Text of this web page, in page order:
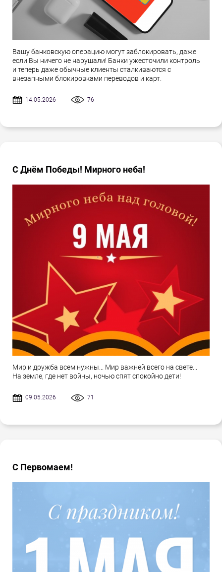
Вашу банковскую операцию могут заблокировать, даже
если Вы ничего не нарушали! Банки ужесточили контроль
и теперь даже обычные клиенты сталкиваются с
внезапными блокировками переводов и карт.
14.05.2026 76
С Днём Победы! Мирного неба!
Мир и дружба всем нужны... Мир важней всего на свете...
На земле, где нет войны, ночью спят спокойно дети!
09.05.2026 71
С Первомаем!